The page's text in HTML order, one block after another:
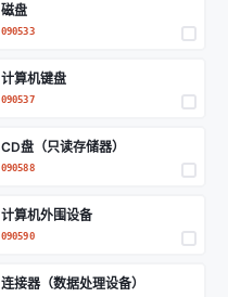
磁盘
090533
计算机键盘
090537
CD盘（只读存储器）
090588
计算机外围设备
090590
连接器（数据处理设备）